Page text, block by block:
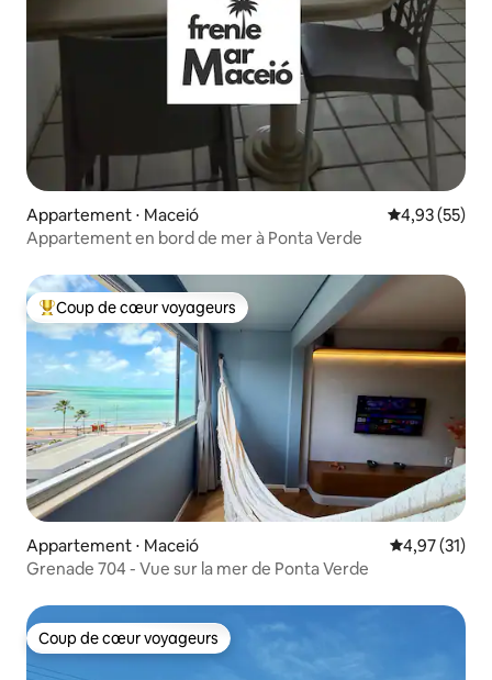
Appartement ⋅ Maceió Évaluation
4,93 (55)
Appartement en bord de mer à Ponta Verde
Coups de cœur voyageurs les plus appréciés
Coup de cœur voyageurs
Appartement ⋅ Maceió Évaluation
4,97 (31)
Grenade 704 - Vue sur la mer de Ponta Verde
Coup de cœur voyageurs
Coup de cœur voyageurs